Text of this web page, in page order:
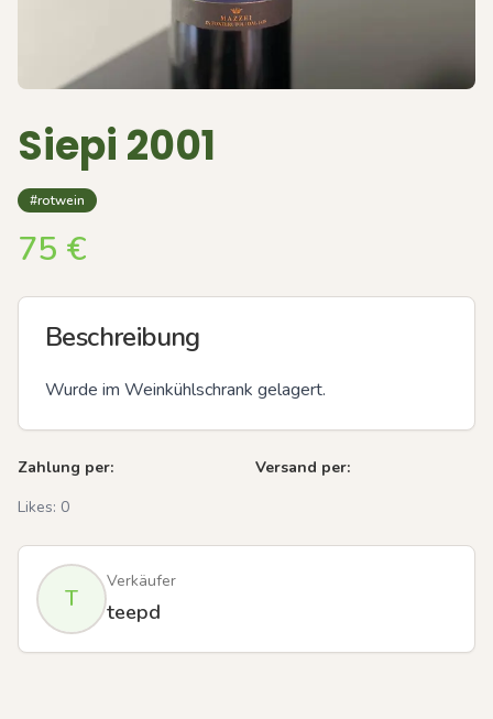
Siepi 2001
#rotwein
75 €
Beschreibung
Wurde im Weinkühlschrank gelagert.
Zahlung per:
Versand per:
Likes: 0
T
Verkäufer
teepd